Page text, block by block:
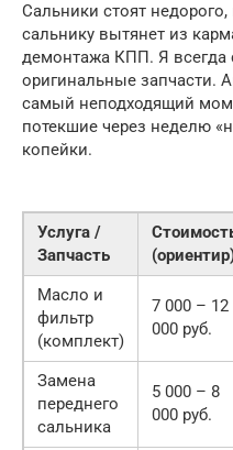
Сальники стоят
сальнику вытянет из
демонтажа КПП. Я всегда
оригинальные запчасти.
самый неподходящий
потекшие через неделю
копейки.
Услуга /
Запчасть
Масло и
фильтр
(комплект)
7 000 – 12
000 руб.
Замена
переднего
сальника
5 000 – 8
000 руб.